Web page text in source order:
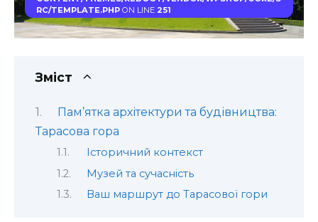
RC/TEMPLATE.PHPON LINE 251
Зміст
Пам’ятка архітектури та будівництва:
Тарасова гора
Історичний контекст
Музей та сучасність
Ваш маршрут до Тарасової гори